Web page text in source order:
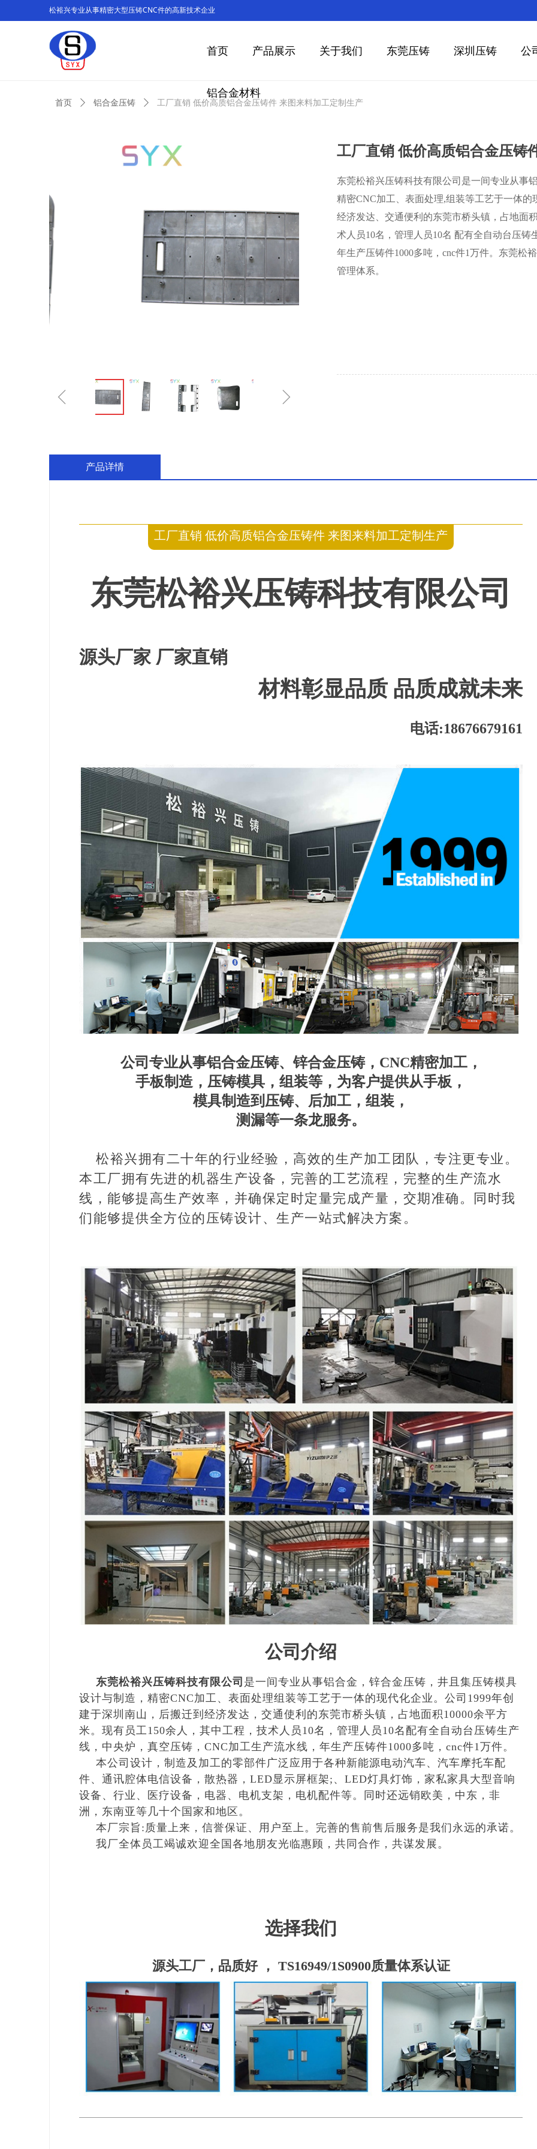
松裕兴专业从事精密大型压铸CNC件的高新技术企业
首页 产品展示 关于我们 东莞压铸 深圳压铸 公
铝合金材料
首页 ꄲ 铝合金压铸 ꄲ 工厂直销 低价高质铝合金压铸件 来图来料加工定制生产
ꁆ ꁇ
工厂直销 低价高质铝合金压铸
东莞松裕兴压铸科技有限公司是一间专业从事
精密CNC加工、表面处理,组装等工艺于一体的
经济发达、交通便利的东莞市桥头镇，占地面
术人员10名，管理人员10名 配有全自动台压铸
年生产压铸件1000多吨，cnc件1万件。东莞松
管理体系。
产品详情
工厂直销 低价高质铝合金压铸件 来图来料加工定制生产
东莞松裕兴压铸科技有限公司
源头厂家 厂家直销
材料彰显品质 品质成就未来
电话:18676679161
公司专业从事铝合金压铸、锌合金压铸，CNC精密加工，
手板制造，压铸模具，组装等，为客户提供从手板，
模具制造到压铸、后加工，组装，
测漏等一条龙服务。
松裕兴拥有二十年的行业经验， 高效的生产加工团队，专注更专业。
本工厂拥有先进的机器生产设备，完善的工艺流程，完整的生产流水
线，能够提高生产效率，并确保定时定量完成产量，交期准确。同时我
们能够提供全方位的压铸设计、生产一站式解决方案。
公司介绍
东莞松裕兴压铸科技有限公司 是一间专业从事铝合金，锌合金压铸，井且集压铸模具
设计与制造，精密CNC加工、表面处理组装等工艺于一体的现代化企业。公司1999年创
建于深圳南山，后搬迁到经济发达，交通使利的东莞市桥头镇，占地面积10000余平方
米。现有员工150余人，其中工程，技术人员10名，管理人员10名配有全自动台压铸生产
线，中央炉，真空压铸，CNC加工生产流水线，年生产压铸件1000多吨，cnc件1万件。
本公司设计，制造及加工的零部件广泛应用于各种新能源电动汽车、汽车摩托车配
件、通讯腔体电信设备，散热器，LED显示屏框架;、LED灯具灯饰，家私家具大型音响
设备、行业、医疗设备，电器、电机支架，电机配件等。同时还远销欧美，中东，非
洲，东南亚等几十个国家和地区。
本厂宗旨:质量上来，信誉保证、用户至上。完善的售前售后服务是我们永远的承诺。
我厂全体员工竭诚欢迎全国各地朋友光临惠顾，共同合作，共谋发展。
选择我们
源头工厂，品质好 ， TS16949/1S0900质量体系认证